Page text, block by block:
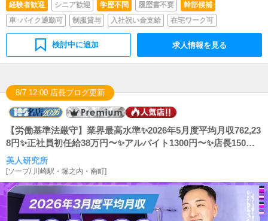
経験者歓迎
シニア歓迎 学歴不問 履歴書不要
幹部候補
車･バイク通勤可
制服貸与 入社祝い金支給 在宅ワーク可
検討中に追加 求人情報を見る
8/7 12:00 店長ブログ更新
【労働基準法厳守】業界最高水準✨2026年5月度平均月収762,23
8円✨正社員初任給38万円〜✨アルバイト1300円〜✨店長150
万〜可能✨実働9時間＋休憩1時間✨残業ありません✨有給100%
消化✨寮完備5.5万円〜✨日払い可✨今、川崎で一番20代30代が
活躍している会社で夢を一緒に叶えよう🚀
美人研究所
[ソープ/ 川崎駅・堀之内・南町]